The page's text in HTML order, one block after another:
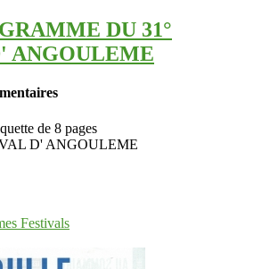
DU 31°
ANGOULEME
de 8 pages
D' ANGOULEME
Festivals